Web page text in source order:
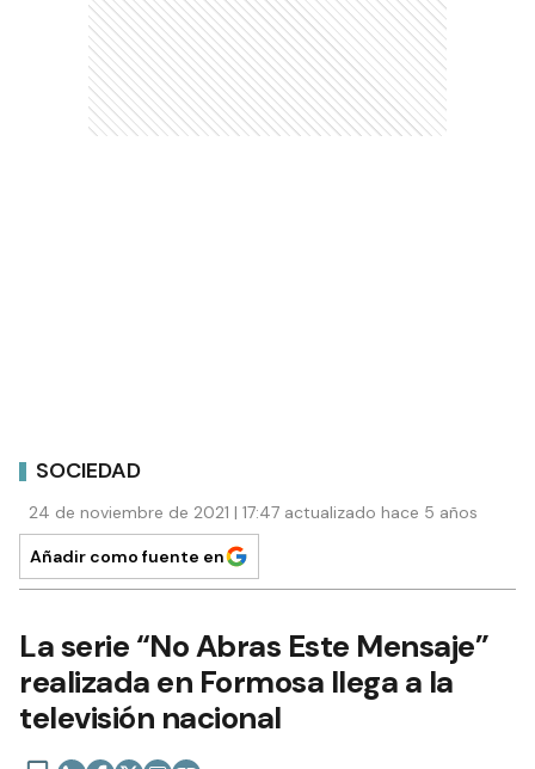
SOCIEDAD
24 de noviembre de 2021 | 17:47 actualizado hace 5 años
Añadir como fuente en
La serie “No Abras Este Mensaje”
realizada en Formosa llega a la
televisión nacional